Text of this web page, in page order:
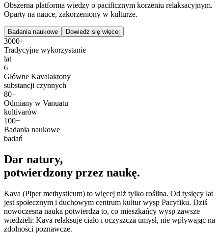
Obszerna platforma wiedzy o pacificznym korzeniu relaksacyjnym.
Oparty na nauce, zakorzeniony w kulturze.
Badania naukowe Dowiedz się więcej
3000+
Tradycyjne wykorzystanie
lat
6
Główne Kavalaktony
substancji czynnych
80+
Odmiany w Vanuatu
kultivarów
100+
Badania naukowe
badań
Dar natury,
potwierdzony przez naukę.
Kava (Piper methysticum) to więcej niż tylko roślina. Od tysięcy lat
jest społecznym i duchowym centrum kultur wysp Pacyfiku. Dziś
nowoczesna nauka potwierdza to, co mieszkańcy wysp zawsze
wiedzieli: Kava relaksuje ciało i oczyszcza umysł, nie wpływając na
zdolności poznawcze.